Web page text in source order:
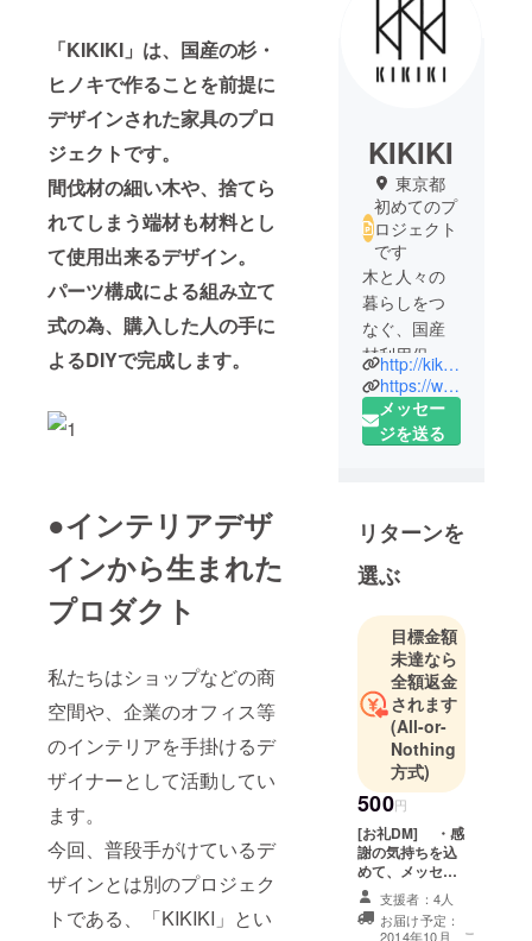
「KIKIKI」は、国産の杉・
ヒノキで作ることを前提に
デザインされた家具のプロ
ジェクトです。
間伐材の細い木や、捨てら
れてしまう端材も材料とし
て使用出来るデザイン。
パーツ構成による組み立て
式の為、購入した人の手に
よるDIYで完成します。
●インテリアデザ
インから生まれた
プロダクト
私たちはショップなどの商
空間や、企業のオフィス等
のインテリアを手掛けるデ
ザイナーとして活動してい
ます。
今回、普段手がけているデ
ザインとは別のプロジェク
トである、「KIKIKI」とい
KIKIKI
東京都
初めてのプ
ロジェクト
です
木と人々の
暮らしをつ
なぐ、国産
材利用促進
の活動を始
めました。
http://kikiki.theshop.jp
https://www.facebook.com/KIKIKI.project
メッセー
ジを送る
リターンを
選ぶ
目標金額
未達なら
全額返金
されます
(All-or-
Nothing
方式)
500円
[お礼DM] ・感
謝の気持ちを込
めて、メッセー
ジをお送り致し
ます。支援者：4人
お届け予定：
2014年10月